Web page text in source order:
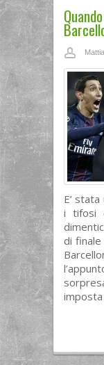
E’
i tifosi
di finale
imposta